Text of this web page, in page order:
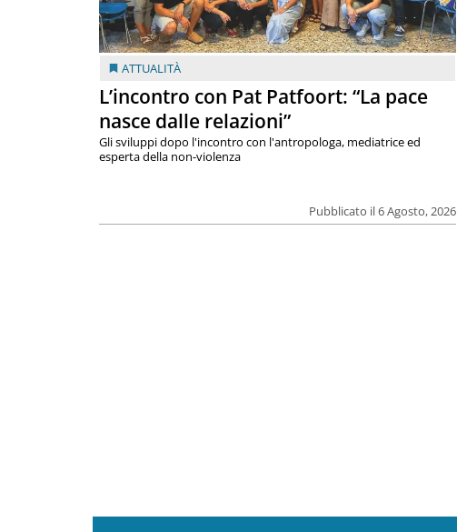
ATTUALITÀ
L’incontro con Pat Patfoort: “La pace
nasce dalle relazioni”
Pubblicato il 6 Agosto, 2026
Gli sviluppi dopo l'incontro con l'antropologa, mediatrice ed
esperta della non-violenza